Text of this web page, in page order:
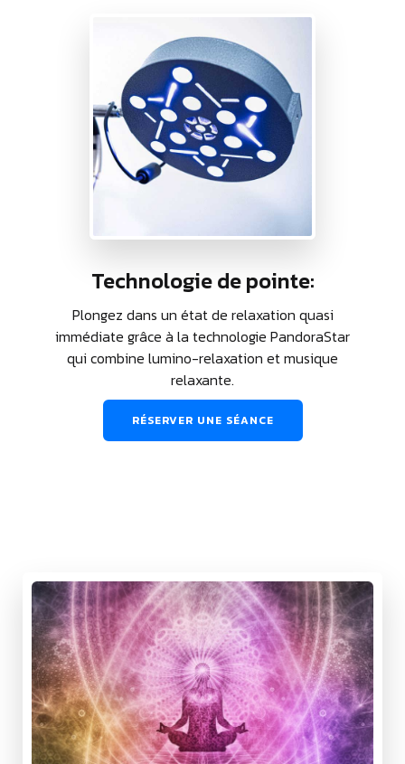
Technologie de pointe:
Plongez dans un état de relaxation quasi
immédiate grâce à la technologie PandoraStar
qui combine lumino-relaxation et musique
relaxante.
RÉSERVER UNE SÉANCE